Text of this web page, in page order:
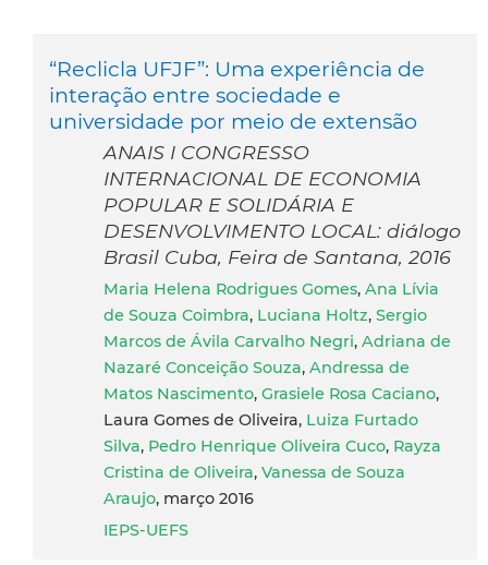
“Reclicla UFJF”: Uma experiência de
interação entre sociedade e
universidade por meio de extensão
ANAIS I CONGRESSO
INTERNACIONAL DE ECONOMIA
POPULAR E SOLIDÁRIA E
DESENVOLVIMENTO LOCAL: diálogo
Brasil Cuba, Feira de Santana, 2016
Maria Helena Rodrigues Gomes, Ana Lívia
de Souza Coimbra, Luciana Holtz, Sergio
Marcos de Ávila Carvalho Negri, Adriana de
Nazaré Conceição Souza, Andressa de
Matos Nascimento, Grasiele Rosa Caciano,
Laura Gomes de Oliveira, Luiza Furtado
Silva, Pedro Henrique Oliveira Cuco, Rayza
Cristina de Oliveira, Vanessa de Souza
Araujo, março 2016
IEPS-UEFS